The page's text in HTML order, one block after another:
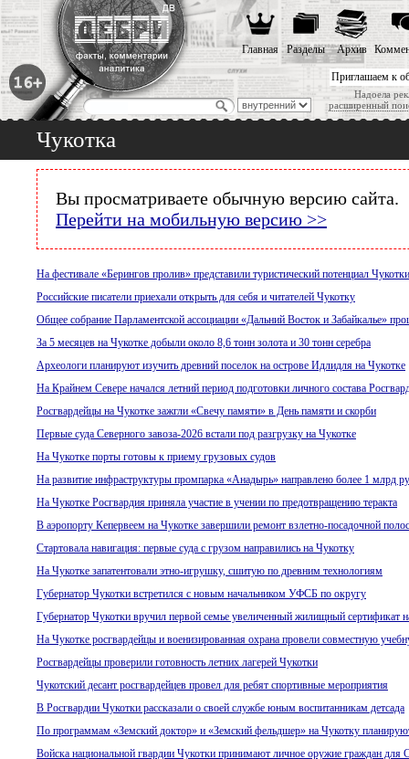
Приглашаем к
Надоела
расширенный
Главная Разделы Архив
Чукотка
Вы просматриваете обычную версию сайта.
Перейти на мобильную версию >>
На фестивале «Берингов пролив» представили туристический потенциал Чукотки
Российские писатели приехали открыть для себя и читателей Чукотку
Общее собрание Парламентской ассоциации «Дальний Восток и Забайкалье»
За 5 месяцев на Чукотке добыли около 8,6 тонн золота и 30 тонн серебра
Археологи планируют изучить древний поселок на острове Идлидля на Чукотке
На Крайнем Севере начался летний период подготовки личного состава
Росгвардейцы на Чукотке зажгли «Свечу памяти» в День памяти и скорби
Первые суда Северного завоза-2026 встали под разгрузку на Чукотке
На Чукотке порты готовы к приему грузовых судов
На развитие инфраструктуры промпарка «Анадырь» направлено более 1 млрд
На Чукотке Росгвардия приняла участие в учении по предотвращению теракта
В аэропорту Кепервеем на Чукотке завершили ремонт взлетно-посадочной
Стартовала навигация: первые суда с грузом направились на Чукотку
На Чукотке запатентовали этно-игрушку, сшитую по древним технологиям
Губернатор Чукотки встретился с новым начальником УФСБ по округу
Губернатор Чукотки вручил первой семье увеличенный жилищный сертификат
На Чукотке росгвардейцы и военизированная охрана провели совместную
Росгвардейцы проверили готовность летних лагерей Чукотки
Чукотский десант росгвардейцев провел для ребят спортивные мероприятия
В Росгвардии Чукотки рассказали о своей службе юным воспитанникам детсада
По программам «Земский доктор» и «Земский фельдшер» на Чукотку
Войска национальной гвардии Чукотки принимают личное оружие граждан